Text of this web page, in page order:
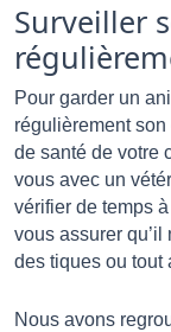
Surveiller
Pour garder un
régulièrement son
de santé de votre
vous avec un
vérifier de temps
vous assurer qu’il
des tiques ou tout
Nous avons